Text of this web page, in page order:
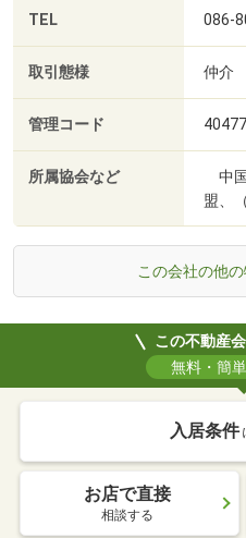
TEL 086-
取引態様 仲介
管理コード
所属協会など
中
盟、
この会社の他
この不動産
無料・簡
入居条件
お店で直接
相談する